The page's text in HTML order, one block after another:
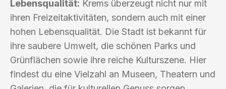
Lebensqualität: Krems überzeugt nicht nur mit
ihren Freizeitaktivitäten, sondern auch mit einer
hohen Lebensqualität. Die Stadt ist bekannt für
ihre saubere Umwelt, die schönen Parks und
Grünflächen sowie ihre reiche Kulturszene. Hier
findest du eine Vielzahl an Museen, Theatern und